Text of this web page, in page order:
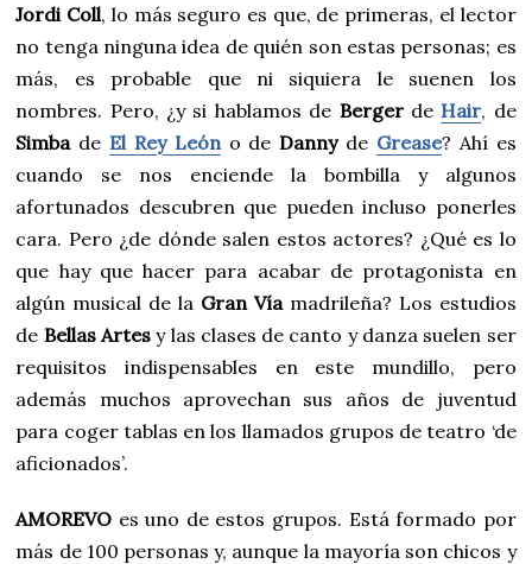
Jordi Coll, lo más seguro es que, de primeras, el lector
no tenga ninguna idea de quién son estas personas; es
más, es probable que ni siquiera le suenen los
nombres. Pero, ¿y si hablamos de Bergerde Hair, de
Simbade El Rey Leóno de Dannyde Grease? Ahí es
cuando se nos enciende la bombilla y algunos
afortunados descubren que pueden incluso ponerles
cara. Pero ¿de dónde salen estos actores? ¿Qué es lo
que hay que hacer para acabar de protagonista en
algún musical de la Gran Vía madrileña? Los estudios
de Bellas Artes y las clases de canto y danza suelen ser
requisitos indispensables en este mundillo, pero
además muchos aprovechan sus años de juventud
para coger tablas en los llamados grupos de teatro ‘de
aficionados’.
AMOREVO es uno de estos grupos. Está formado por
más de 100 personas y, aunque la mayoría son chicos y